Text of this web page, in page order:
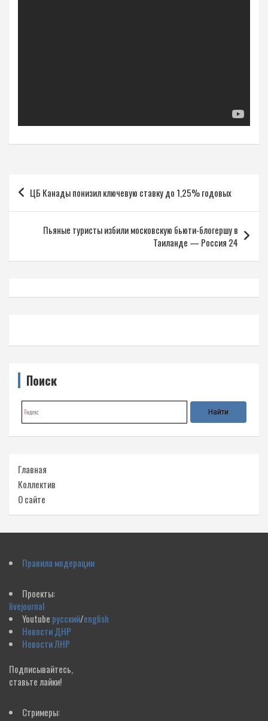
Навигация
по
записям
ЦБ Канады понизил ключевую ставку до 1,25% годовых
Пьяные туристы избили московскую бьюти-блогершу в
Таиланде — Россия 24
Поиск
Главная
Коллектив
О сайте
Правила модерации
Проекты:
livejournal
Youtube русский/english
Новости ДНР
Новости ЛНР
Подписывайтесь,
ставьте лайки!
Стримеры: